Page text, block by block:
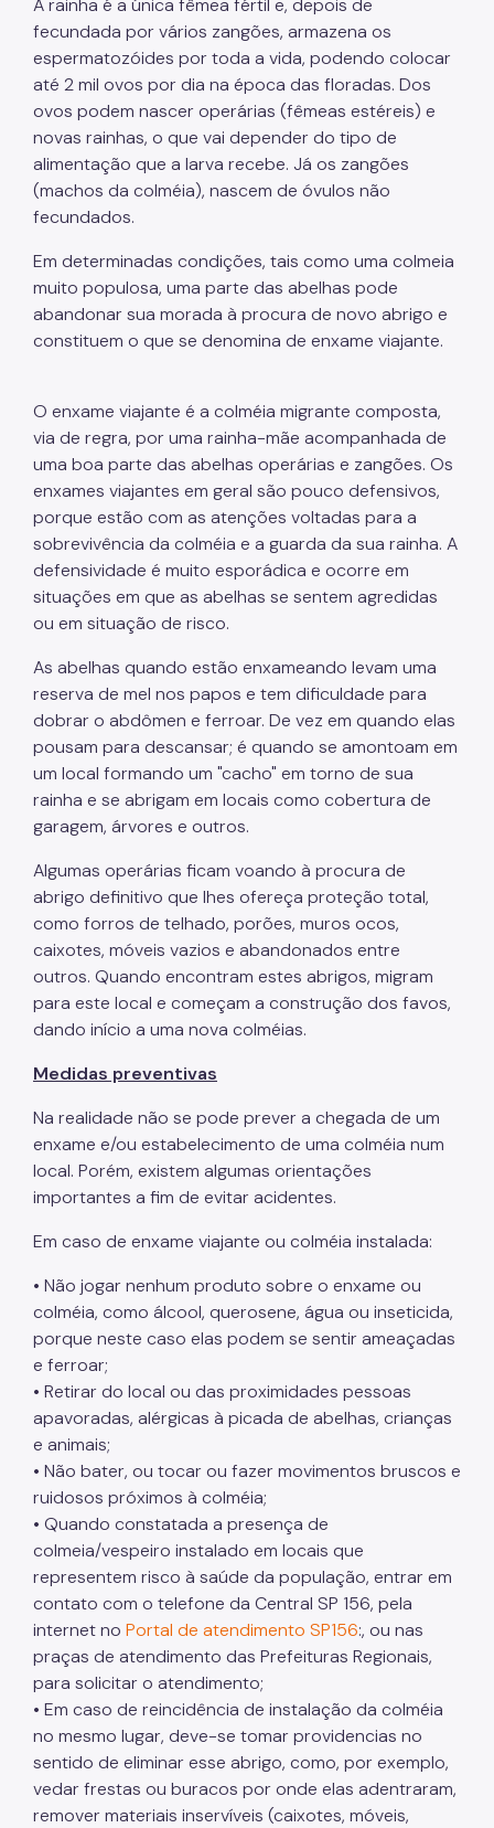
A rainha é a única fêmea fértil e, depois de
fecundada por vários zangões, armazena os
espermatozóides por toda a vida, podendo colocar
até 2 mil ovos por dia na época das floradas. Dos
ovos podem nascer operárias (fêmeas estéreis) e
novas rainhas, o que vai depender do tipo de
alimentação que a larva recebe. Já os zangões
(machos da colméia), nascem de óvulos não
fecundados.
Em determinadas condições, tais como uma colmeia
muito populosa, uma parte das abelhas pode
abandonar sua morada à procura de novo abrigo e
constituem o que se denomina de enxame viajante.
O enxame viajante é a colméia migrante composta,
via de regra, por uma rainha-mãe acompanhada de
uma boa parte das abelhas operárias e zangões. Os
enxames viajantes em geral são pouco defensivos,
porque estão com as atenções voltadas para a
sobrevivência da colméia e a guarda da sua rainha. A
defensividade é muito esporádica e ocorre em
situações em que as abelhas se sentem agredidas
ou em situação de risco.
As abelhas quando estão enxameando levam uma
reserva de mel nos papos e tem dificuldade para
dobrar o abdômen e ferroar. De vez em quando elas
pousam para descansar; é quando se amontoam em
um local formando um "cacho" em torno de sua
rainha e se abrigam em locais como cobertura de
garagem, árvores e outros.
Algumas operárias ficam voando à procura de
abrigo definitivo que lhes ofereça proteção total,
como forros de telhado, porões, muros ocos,
caixotes, móveis vazios e abandonados entre
outros. Quando encontram estes abrigos, migram
para este local e começam a construção dos favos,
dando início a uma nova colméias.
Medidas preventivas
Na realidade não se pode prever a chegada de um
enxame e/ou estabelecimento de uma colméia num
local. Porém, existem algumas orientações
importantes a fim de evitar acidentes.
Em caso de enxame viajante ou colméia instalada:
• Não jogar nenhum produto sobre o enxame ou
colméia, como álcool, querosene, água ou inseticida,
porque neste caso elas podem se sentir ameaçadas
e ferroar;
• Retirar do local ou das proximidades pessoas
apavoradas, alérgicas à picada de abelhas, crianças
e animais;
• Não bater, ou tocar ou fazer movimentos bruscos e
ruidosos próximos à colméia;
• Quando constatada a presença de
colmeia/vespeiro instalado em locais que
representem risco à saúde da população, entrar em
contato com o telefone da Central SP 156, pela
internet no Portal de atendimento SP156:, ou nas
praças de atendimento das Prefeituras Regionais,
para solicitar o atendimento;
• Em caso de reincidência de instalação da colméia
no mesmo lugar, deve-se tomar providencias no
sentido de eliminar esse abrigo, como, por exemplo,
vedar frestas ou buracos por onde elas adentraram,
remover materiais inservíveis (caixotes, móveis,